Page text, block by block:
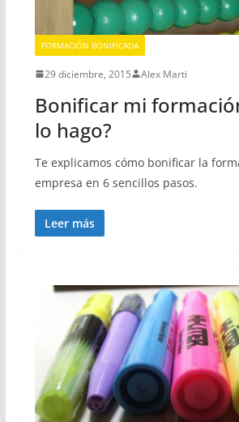
FORMACIÓN BONIFICADA
29 diciembre, 2015 Alex Marti
Bonificar mi
lo hago?
Te explicamos cómo bonificar la
empresa en 6 sencillos pasos.
Leer más